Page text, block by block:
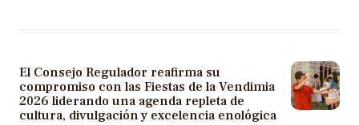
El Consejo Regulador reafirma su
compromiso con las Fiestas de la Vendimia
2026 liderando una agenda repleta de
cultura, divulgación y excelencia enológica